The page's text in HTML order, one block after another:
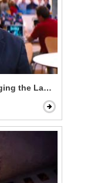
the Label!